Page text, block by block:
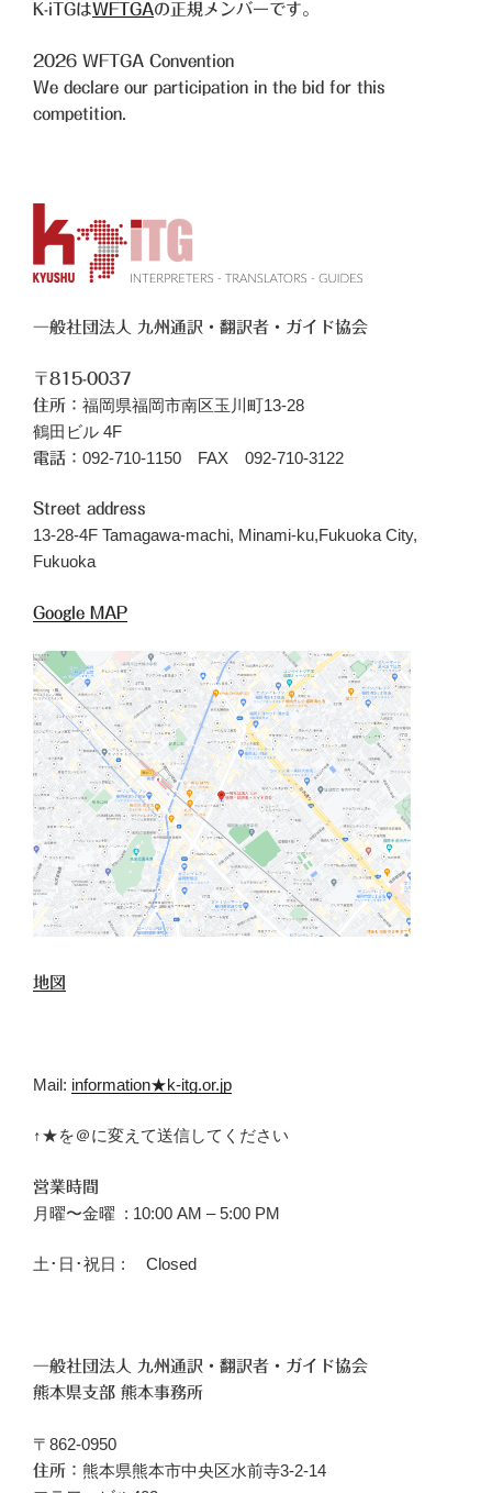
K-iTGはWFTGAの正規メンバーです。
2026 WFTGA Convention
We declare our participation in the bid for this
competition.
一般社団法人 九州通訳・翻訳者・ガイド協会
〒815-0037
住所： 福岡県福岡市南区玉川町13-28
鶴田ビル 4F
電話： 092-710-1150 FAX 092-710-3122
Street address
13-28-4F Tamagawa-machi, Minami-ku,Fukuoka City,
Fukuoka
Google MAP
地図
Mail: information★k-itg.or.jp
↑★を＠に変えて送信してください
営業時間
月曜〜金曜 : 10:00 AM – 5:00 PM
土･日･祝日 : Closed
一般社団法人 九州通訳・翻訳者・ガイド協会
熊本県支部 熊本事務所
〒862-0950
住所： 熊本県熊本市中央区水前寺3-2-14